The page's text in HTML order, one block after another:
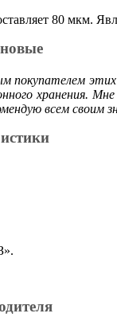
80 мкм.
покупателем
хранения.
всем своим